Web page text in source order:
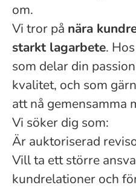
om.
Vi tror på nära
starkt lagarbete.
som delar din
kvalitet, och som
att nå gemensamma
Vi söker dig som:
Är auktoriserad
Vill ta ett större
kundrelationer och